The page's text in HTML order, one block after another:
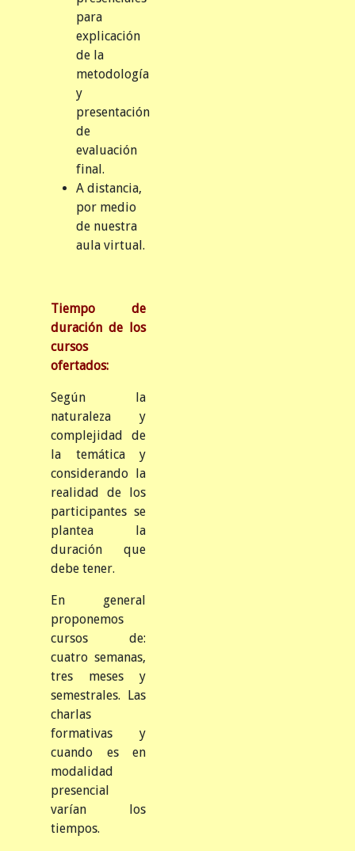
para
explicación
de la
metodología
y
presentación
de
evaluación
final.
A distancia,
por medio
de nuestra
aula virtual.
Tiempo de
duración de los
cursos
ofertados:
Según la
naturaleza y
complejidad de
la temática y
considerando la
realidad de los
participantes se
plantea la
duración que
debe tener.
En general
proponemos
cursos de:
cuatro semanas,
tres meses y
semestrales. Las
charlas
formativas y
cuando es en
modalidad
presencial
varían los
tiempos.